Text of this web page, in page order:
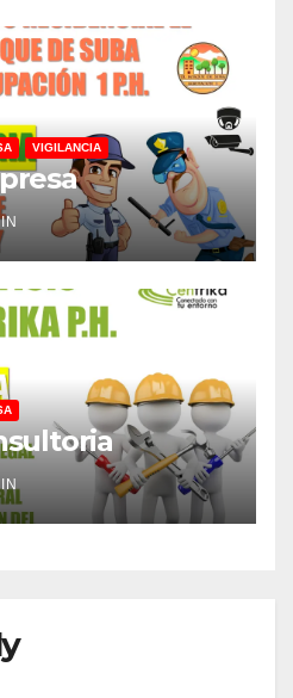
VIGILANCIA